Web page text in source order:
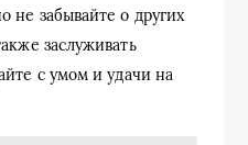
забывайте о других
заслуживать
с умом и удачи на